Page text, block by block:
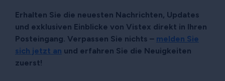
Erhalten Sie die neuesten Nachrichten, Updates
und exklusiven Einblicke von Vistex direkt in Ihren
Posteingang. Verpassen Sie nichts – melden Sie
sich jetzt an und erfahren Sie die Neuigkeiten
zuerst!